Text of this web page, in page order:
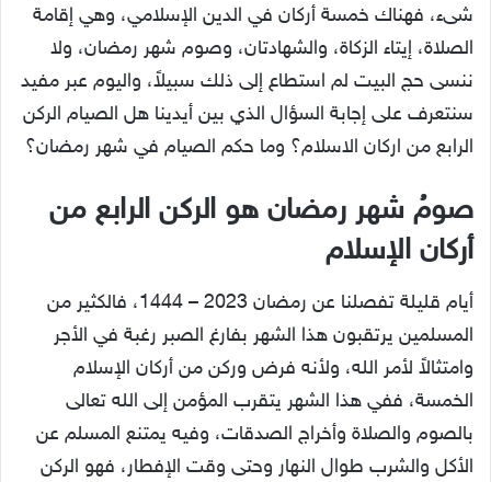
شىء، فهناك خمسة أركان في الدين الإسلامي، وهي إقامة
الصلاة، إيتاء الزكاة، والشهادتان، وصوم شهر رمضان، ولا
ننسى حج البيت لم استطاع إلى ذلك سبيلاً، واليوم عبر مفيد
سنتعرف على إجابة السؤال الذي بين أيدينا هل الصيام الركن
الرابع من اركان الاسلام؟ وما حكم الصيام في شهر رمضان؟
صومُ شهر رمضان هو الركن الرابع من
أركان الإسلام
أيام قليلة تفصلنا عن رمضان 2023 – 1444، فالكثير من
المسلمين يرتقبون هذا الشهر بفارغ الصبر رغبة في الأجر
وامتثالاً لأمر الله، ولأنه فرض وركن من أركان الإسلام
الخمسة، ففي هذا الشهر يتقرب المؤمن إلى الله تعالى
بالصوم والصلاة وأخراج الصدقات، وفيه يمتنع المسلم عن
الأكل والشرب طوال النهار وحتى وقت الإفطار، فهو الركن